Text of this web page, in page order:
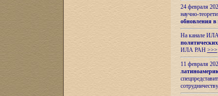
24 февраля
научно-
обновления в
На канале
ИЛА РАН >>>
11 февраля